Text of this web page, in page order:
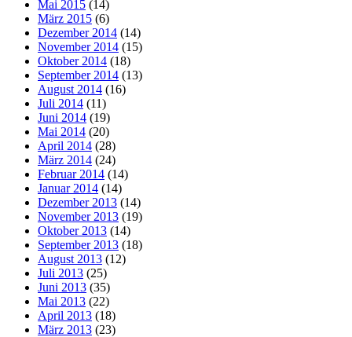
Mai 2015 (14)
März 2015 (6)
Dezember 2014 (14)
November 2014 (15)
Oktober 2014 (18)
September 2014 (13)
August 2014 (16)
Juli 2014 (11)
Juni 2014 (19)
Mai 2014 (20)
April 2014 (28)
März 2014 (24)
Februar 2014 (14)
Januar 2014 (14)
Dezember 2013 (14)
November 2013 (19)
Oktober 2013 (14)
September 2013 (18)
August 2013 (12)
Juli 2013 (25)
Juni 2013 (35)
Mai 2013 (22)
April 2013 (18)
März 2013 (23)